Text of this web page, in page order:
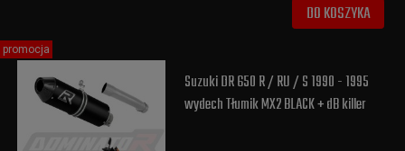
DO KOSZYKA
Suzuki DR 650 R / RU / S 1990 - 1995
wydech Tłumik MX2 BLACK + dB killer
promocja